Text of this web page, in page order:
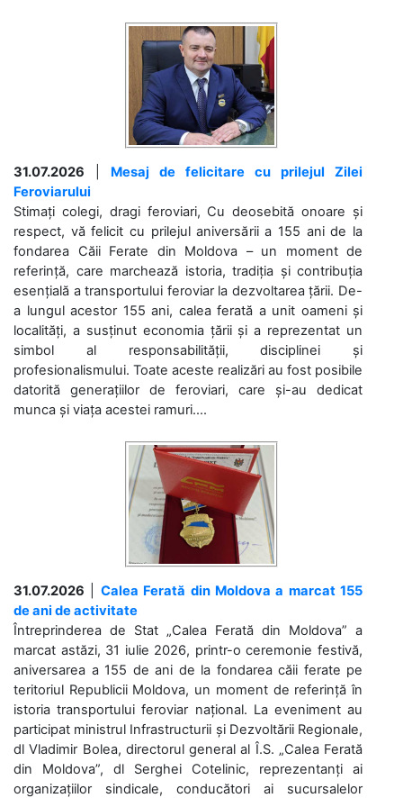
31.07.2026
Mesaj de felicitare cu prilejul Zilei
Feroviarului
Stimați colegi, dragi feroviari, Cu deosebită onoare și
respect, vă felicit cu prilejul aniversării a 155 ani de la
fondarea Căii Ferate din Moldova – un moment de
referință, care marchează istoria, tradiția și contribuția
esențială a transportului feroviar la dezvoltarea țării. De-
a lungul acestor 155 ani, calea ferată a unit oameni și
localități, a susținut economia țării și a reprezentat un
simbol al responsabilității, disciplinei și
profesionalismului. Toate aceste realizări au fost posibile
datorită generațiilor de feroviari, care și-au dedicat
munca și viața acestei ramuri....
31.07.2026
Calea Ferată din Moldova a marcat 155
de ani de activitate
Întreprinderea de Stat „Calea Ferată din Moldova” a
marcat astăzi, 31 iulie 2026, printr-o ceremonie festivă,
aniversarea a 155 de ani de la fondarea căii ferate pe
teritoriul Republicii Moldova, un moment de referință în
istoria transportului feroviar național. La eveniment au
participat ministrul Infrastructurii și Dezvoltării Regionale,
dl Vladimir Bolea, directorul general al Î.S. „Calea Ferată
din Moldova”, dl Serghei Cotelinic, reprezentanți ai
organizațiilor sindicale, conducători ai sucursalelor